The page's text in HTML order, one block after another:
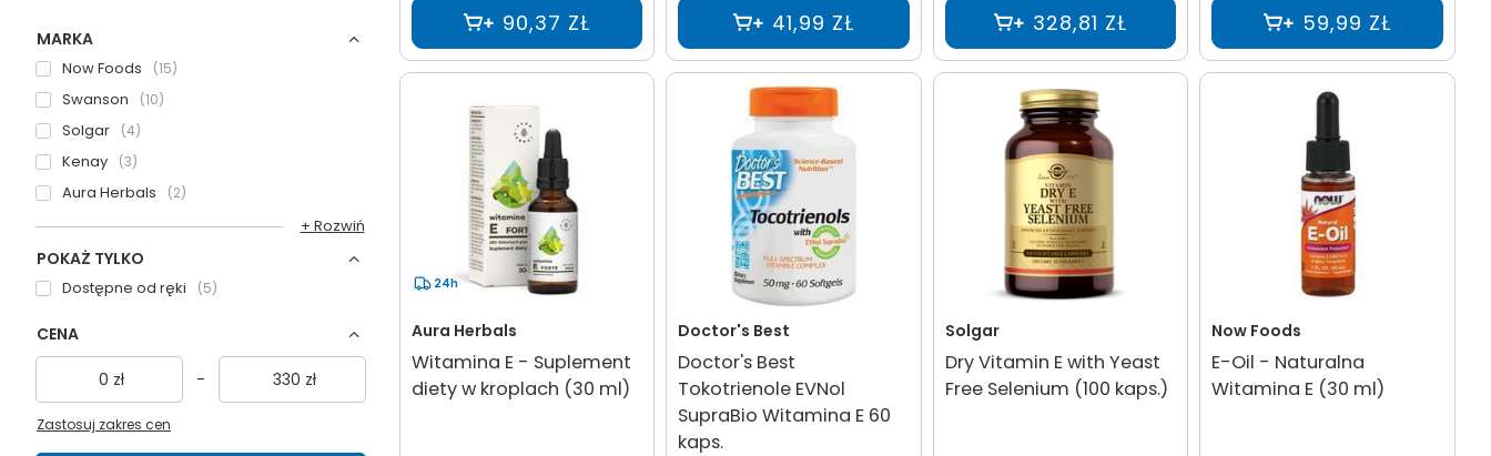
MARKA
Now Foods 15
Swanson 10
Solgar 4
Kenay 3
Aura Herbals 2
+ Rozwiń
POKAŻ TYLKO
Dostępne od ręki 5
CENA
zł - zł
Zastosuj zakres cen
90,37 ZŁ 41,99 ZŁ 328,81 ZŁ 59,99 ZŁ
24h
Aura Herbals
Witamina E - Suplement
diety w kroplach (30 ml)
Doctor's Best
Doctor's Best
Tokotrienole EVNol
SupraBio Witamina E 60
kaps.
Solgar
Dry Vitamin E with Yeast
Free Selenium (100 kaps.)
Now Foods
E-Oil - Naturalna
Witamina E (30 ml)